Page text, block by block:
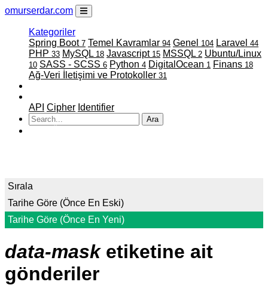
omurserdar.com
Kategoriler
Spring Boot 7 Temel Kavramlar 94 Genel 104 Laravel 44
PHP 33 MySQL 18 Javascript 15 MSSQL 2 Ubuntu/Linux
10 SASS - SCSS 6 Python 4 DigitalOcean 1 Finans 18
Ağ-Veri İletişimi ve Protokoller 31
API Cipher Identifier
Ara
Sırala
Tarihe Göre (Önce En Eski)
Tarihe Göre (Önce En Yeni)
data-masketiketine ait
gönderiler